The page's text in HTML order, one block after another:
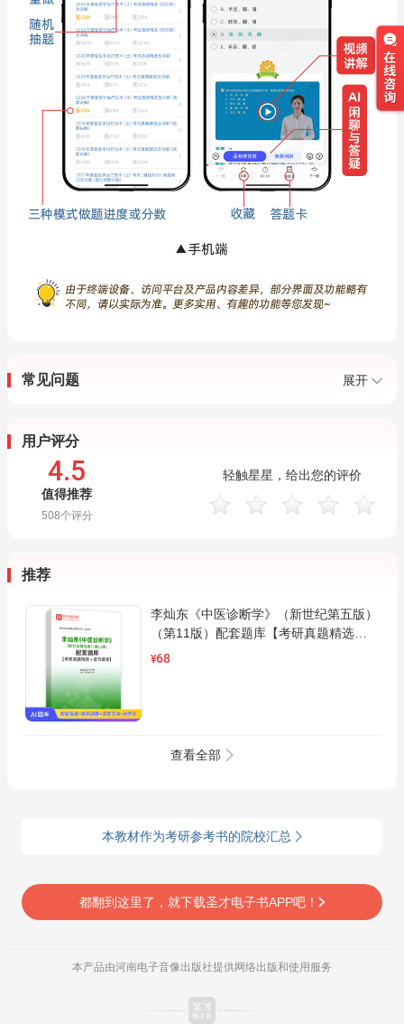
常见问题 展开
用户评分
4.5
值得推荐
508个评分
轻触星星，给出您的评价
推荐
李灿东《中医诊断学》（新世纪第五版）
（第11版）配套题库【考研真题精选＋
章节题库】AI讲解
¥68
查看全部
本教材作为考研参考书的院校汇总
都翻到这里了，就下载圣才电子书APP吧！
本产品由河南电子音像出版社提供网络出版和使用服务